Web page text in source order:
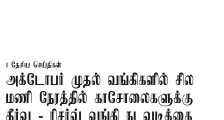
தேசிய செய்திகள்
அக்டோபர் முதல் வங்கிகளில் சில
மணி நேரத்தில் காசோலைகளுக்கு